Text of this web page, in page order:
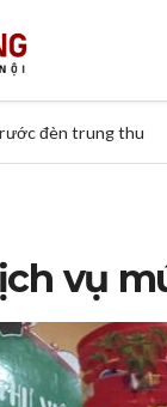
đèn trung thu
vụ